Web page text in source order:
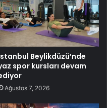
Beylikdüzü’nde
spor kursları devam
Ağustos 7, 2026